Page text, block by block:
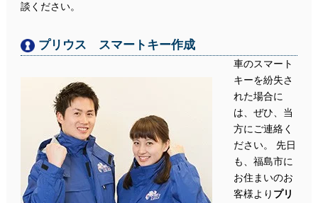
談ください。
プリウス スマートキー作成
車のスマート
キーを紛失さ
れた場合に
は、ぜひ、当
方にご連絡く
ださい。 先日
も、福島市に
お住まいのお
客様より プリ